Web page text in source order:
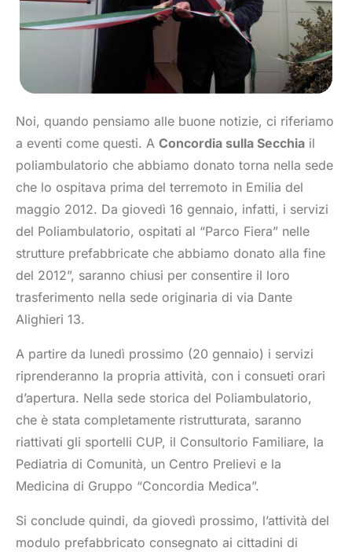
Noi, quando pensiamo alle buone notizie, ci riferiamo
a eventi come questi. A Concordia sulla Secchia il
poliambulatorio che abbiamo donato torna nella sede
che lo ospitava prima del terremoto in Emilia del
maggio 2012. Da giovedì 16 gennaio, infatti, i servizi
del Poliambulatorio, ospitati al “Parco Fiera” nelle
strutture prefabbricate che abbiamo donato alla fine
del 2012”, saranno chiusi per consentire il loro
trasferimento nella sede originaria di via Dante
Alighieri 13.
A partire da lunedì prossimo (20 gennaio) i servizi
riprenderanno la propria attività, con i consueti orari
d’apertura. Nella sede storica del Poliambulatorio,
che è stata completamente ristrutturata, saranno
riattivati gli sportelli CUP, il Consultorio Familiare, la
Pediatria di Comunità, un Centro Prelievi e la
Medicina di Gruppo “Concordia Medica”.
Si conclude quindi, da giovedì prossimo, l’attività del
modulo prefabbricato consegnato ai cittadini di